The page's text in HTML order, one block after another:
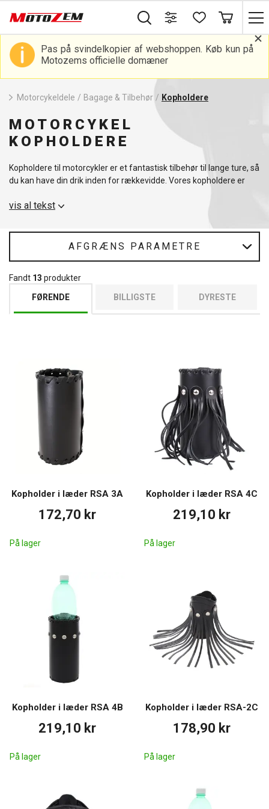
Pas på svindelkopier af webshoppen. Køb kun på
Motozems officielle domæner
Motorcykeldele / Bagage & Tilbehør / Kopholdere
MOTORCYKEL
KOPHOLDERE
Kopholdere til motorcykler er et fantastisk tilbehør til lange ture, så
du kan have din drik inden for rækkevidde. Vores kopholdere er
hastigheder. Ideel til alle motorcyklister, der ønsker komfort på
motorcykellygter.
vis al tekst
AFGRÆNS PARAMETRE
Fandt 13 produkter
FØRENDE
BILLIGSTE DYRESTE
Kopholder i læder RSA 3A
172,70 kr
På lager
Kopholder i læder RSA 4C
219,10 kr
På lager
Kopholder i læder RSA 4B
219,10 kr
På lager
Kopholder i læder RSA-2C
178,90 kr
På lager